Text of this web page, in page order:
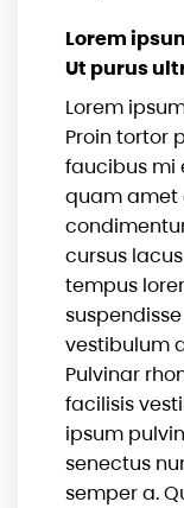
Lorem
Ut purus
Lorem
Proin tortor
faucibus mi
quam amet
cursus
tempus
vestibulum
Pulvinar
facilisis
ipsum
senectus
semper a.